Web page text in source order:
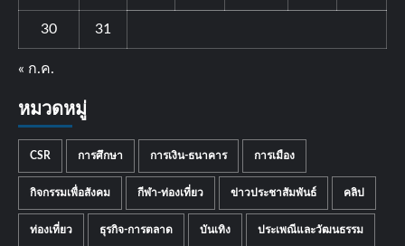
30 31
« ก.ค.
หมวดหมู่
CSR การศึกษา การเงิน-ธนาคาร การเมือง
กิจกรรมเพื่อสังคม กีฬา-ท่องเที่ยว ข่าวประชาสัมพันธ์ คลิป
ท่องเที่ยว ธุรกิจ-การตลาด บันเทิง ประเพณีและวัฒนธรรม